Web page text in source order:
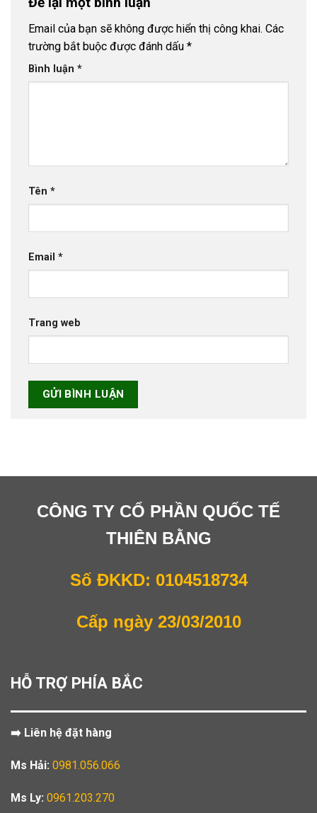
Email của bạn sẽ không được hiển thị công khai. Các
trường bắt buộc được đánh dấu *
Bình luận *
Tên *
Email *
Trang web
CÔNG TY CỔ PHẦN QUỐC TẾ
THIÊN BẰNG
Số ĐKKD: 0104518734
Cấp ngày 23/03/2010
HỖ TRỢ PHÍA BẮC
➡️ Liên hệ đặt hàng
Ms Hải: 0981.056.066
Ms Ly: 0961.203.270